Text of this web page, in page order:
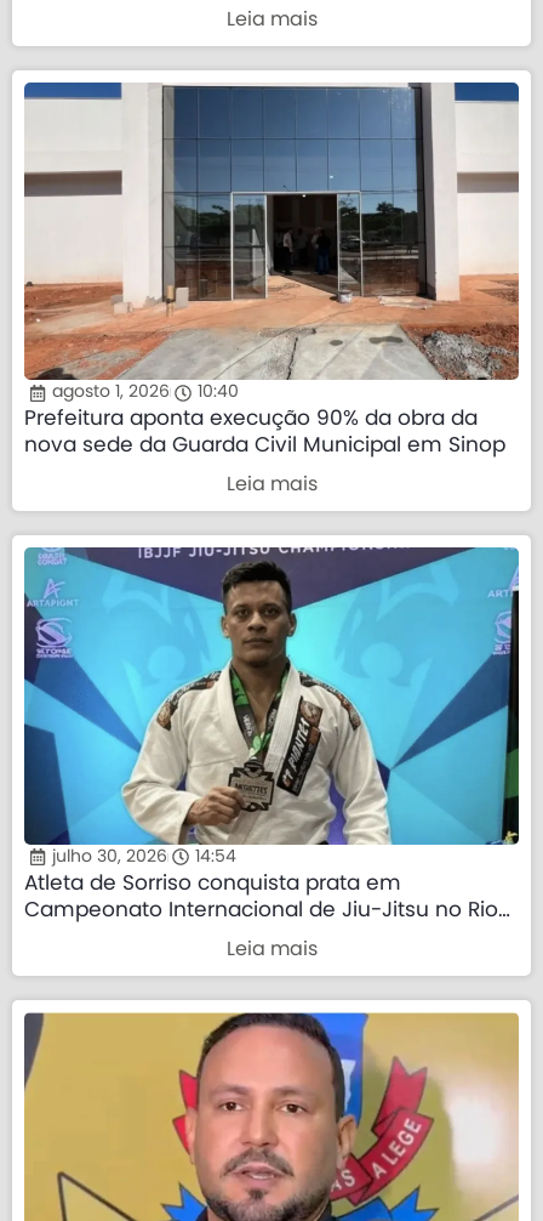
Leia mais
agosto 1, 2026 10:40
Prefeitura aponta execução 90% da obra da
nova sede da Guarda Civil Municipal em Sinop
Leia mais
julho 30, 2026 14:54
Atleta de Sorriso conquista prata em
Campeonato Internacional de Jiu-Jitsu no Rio
Leia mais